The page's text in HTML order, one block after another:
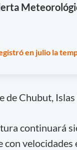
en julio la
de Chubut,
continuará
con